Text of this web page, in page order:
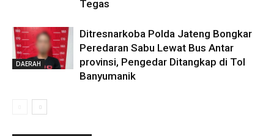
Tegas
DAERAH
Ditresnarkoba Polda Jateng Bongkar
Peredaran Sabu Lewat Bus Antar
provinsi, Pengedar Ditangkap di Tol
Banyumanik